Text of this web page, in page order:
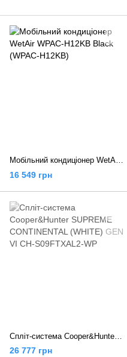
Мобільний кондиціонер WetAir WPAC-H12KB Black (WPAC-H12KB)
16 549 грн
26 777 грн